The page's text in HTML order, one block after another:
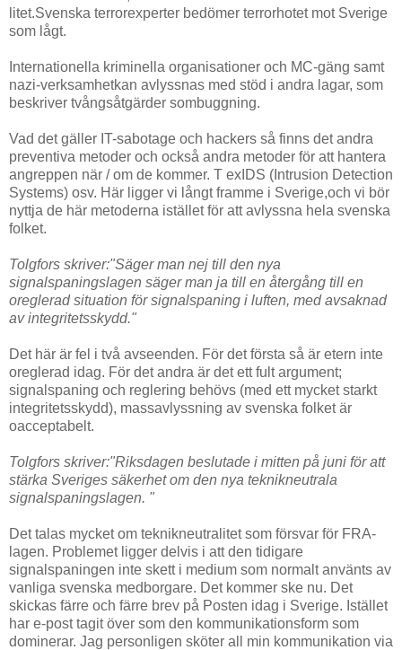
litet.Svenska terrorexperter bedömer terrorhotet mot Sverige
som lågt.
Internationella kriminella organisationer och MC-gäng samt
nazi-verksamhetkan avlyssnas med stöd i andra lagar, som
beskriver tvångsåtgärder sombuggning.
Vad det gäller IT-sabotage och hackers så finns det andra
preventiva metoder och också andra metoder för att hantera
angreppen när / om de kommer. T exIDS (Intrusion Detection
Systems) osv. Här ligger vi långt framme i Sverige,och vi bör
nyttja de här metoderna istället för att avlyssna hela svenska
folket.
Tolgfors skriver:"Säger man nej till den nya
signalspaningslagen säger man ja till en återgång till en
oreglerad situation för signalspaning i luften, med avsaknad
av integritetsskydd."
Det här är fel i två avseenden. För det första så är etern inte
oreglerad idag. För det andra är det ett fult argument;
signalspaning och reglering behövs (med ett mycket starkt
integritetsskydd), massavlyssning av svenska folket är
oacceptabelt.
Tolgfors skriver:"Riksdagen beslutade i mitten på juni för att
stärka Sveriges säkerhet om den nya teknikneutrala
signalspaningslagen. "
Det talas mycket om teknikneutralitet som försvar för FRA-
lagen. Problemet ligger delvis i att den tidigare
signalspaningen inte skett i medium som normalt använts av
vanliga svenska medborgare. Det kommer ske nu. Det
skickas färre och färre brev på Posten idag i Sverige. Istället
har e-post tagit över som den kommunikationsform som
dominerar. Jag personligen sköter all min kommunikation via